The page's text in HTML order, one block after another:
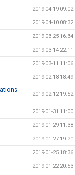
2019-04-19 09:02
2019-04-10 08:32
2019-03-25 16:34
2019-03-14 22:11
2019-03-11 11:06
2019-02-18 18:49
2019-02-12 19:52
2019-01-31 11:00
2019-01-29 11:38
2019-01-27 19:20
2019-01-25 18:36
2019-01-22 20:53